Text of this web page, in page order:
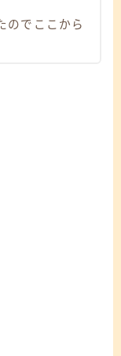
のでここから